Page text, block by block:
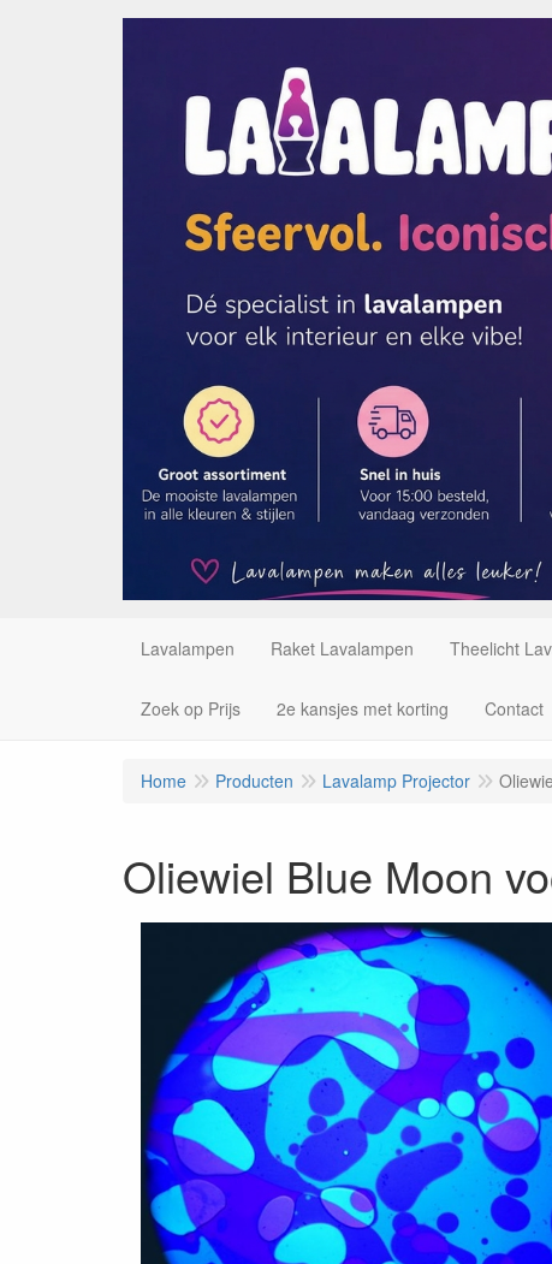
Lavalampen Raket Lavalampen Theelicht
Zoek op Prijs 2e kansjes met korting Contact
Home Producten Lavalamp Projector
Oliewiel Blue Moon